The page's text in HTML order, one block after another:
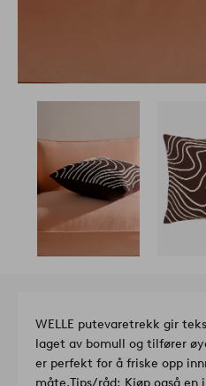
WELLE putevaretrekk gir
laget av bomull og tilfører
er perfekt for å friske opp
måte.Tips/råd: Kjøp også